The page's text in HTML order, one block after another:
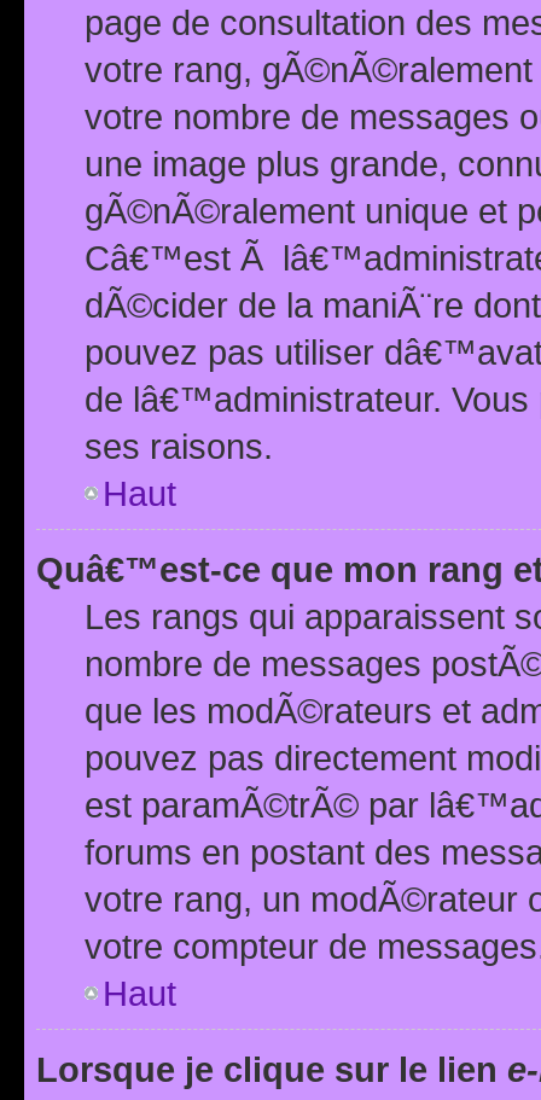
page de consultation des
votre rang,
votre nombre de messages
une image plus grande,
gÃ©nÃ©ralement unique et
Câ€™est Ã
dÃ©cider de la maniÃ¨re
pouvez pas utiliser
de lâ€™administrateur.
ses raisons.
Haut
Quâ€™est-ce que mon rang
Les rangs qui apparaissent
nombre de messages
que les modÃ©rateurs et
pouvez pas directement
est paramÃ©trÃ© par
forums en postant des
votre rang, un modÃ©rateur
votre compteur de
Haut
Lorsque je clique sur le lien